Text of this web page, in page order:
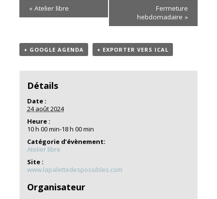
« Atelier libre
Fermeture
hebdomadaire »
+ GOOGLE AGENDA + EXPORTER VERS ICAL
Détails
Date :
24 août 2024
Heure :
10 h 00 min-18 h 00 min
Catégorie d’évènement:
Atelier libre
Site :
www.lapalettedespossibles.com
Organisateur